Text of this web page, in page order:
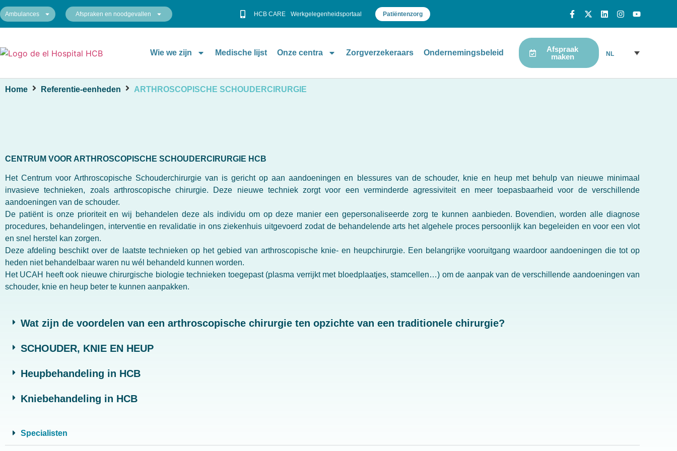
Ambulances Afspraken en noodgevallen HCB CARE Werkgelegenheidsportaal Patiëntenzorg
Wie we zijn Medische lijst Onze centra Zorgverzekeraars Ondernemingsbeleid
Afspraak
maken
NL
Home Referentie-eenheden ARTHROSCOPISCHE SCHOUDERCIRURGIE
CENTRUM VOOR ARTHROSCOPISCHE SCHOUDERCIRURGIE HCB
Het Centrum voor Arthroscopische Schouderchirurgie van is gericht op aan aandoeningen en blessures van de schouder, knie en heup met behulp van nieuwe minimaal
invasieve technieken, zoals arthroscopische chirurgie. Deze nieuwe techniek zorgt voor een verminderde agressiviteit en meer toepasbaarheid voor de verschillende
aandoeningen van de schouder.
De patiënt is onze prioriteit en wij behandelen deze als individu om op deze manier een gepersonaliseerde zorg te kunnen aanbieden. Bovendien, worden alle diagnose
procedures, behandelingen, interventie en revalidatie in ons ziekenhuis uitgevoerd zodat de behandelende arts het algehele proces persoonlijk kan begeleiden en voor een vlot
en snel herstel kan zorgen.
Deze afdeling beschikt over de laatste technieken op het gebied van arthroscopische knie- en heupchirurgie. Een belangrijke vooruitgang waardoor aandoeningen die tot op
heden niet behandelbaar waren nu wél behandeld kunnen worden.
Het UCAH heeft ook nieuwe chirurgische biologie technieken toegepast (plasma verrijkt met bloedplaatjes, stamcellen…) om de aanpak van de verschillende aandoeningen van
schouder, knie en heup beter te kunnen aanpakken.
Wat zijn de voordelen van een arthroscopische chirurgie ten opzichte van een traditionele chirurgie?
SCHOUDER, KNIE EN HEUP
Heupbehandeling in HCB
Kniebehandeling in HCB
Specialisten